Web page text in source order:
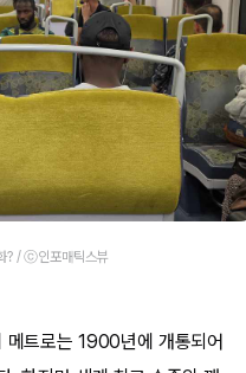
? / ⓒ인포매틱스뷰
메트로는 1900년에 개통되어